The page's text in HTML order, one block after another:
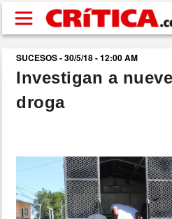
Pasar al contenido principal
buscar
SUCESOS
SUCESOS - 30/5/18 - 12:00 AM
Investigan a
droga